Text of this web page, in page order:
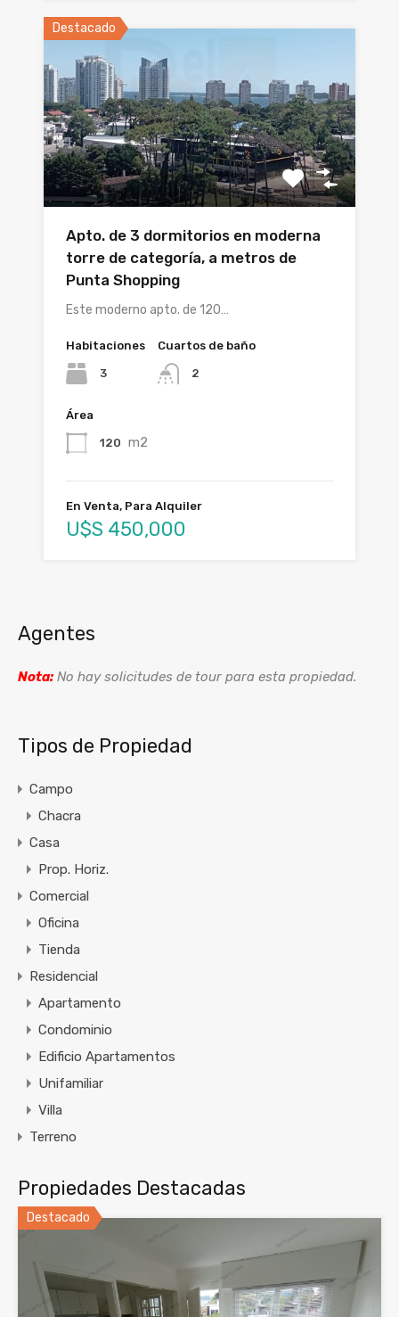
Destacado
Apto. de 3 dormitorios en moderna
torre de categoría, a metros de
Punta Shopping
Este moderno apto. de 120…
Habitaciones
3
Cuartos de baño
2
Área
120 m2
En Venta, Para Alquiler
U$S 450,000
Agentes
Nota:No hay solicitudes de tour para esta propiedad.
Tipos de Propiedad
Campo
Chacra
Casa
Prop. Horiz.
Comercial
Oficina
Tienda
Residencial
Apartamento
Condominio
Edificio Apartamentos
Unifamiliar
Villa
Terreno
Propiedades Destacadas
Destacado